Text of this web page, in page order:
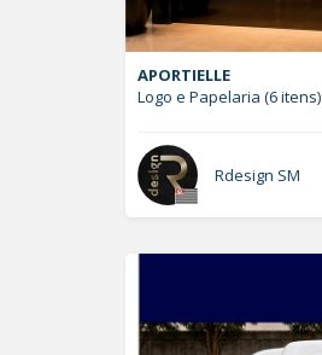
APORTIELLE
Logo e Papelaria (6 itens)
Rdesign SM